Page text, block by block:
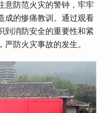
意防范火灾的警钟，牢牢
成的惨痛教训。通过观看
到消防安全的重要性和紧
防火灾事故的发生。